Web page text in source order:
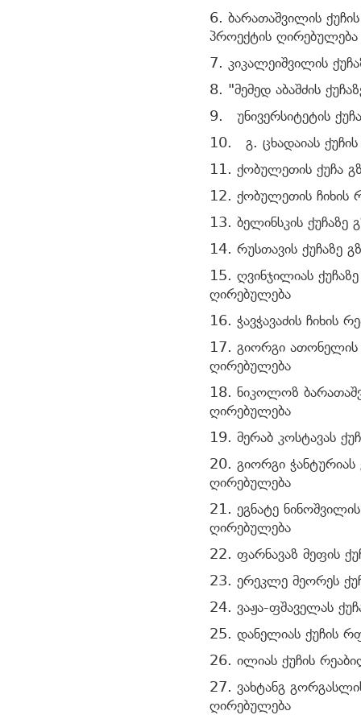
6. ბარათაშვილის
პროექტის ღირებულება
7. კიკალეიშვილის
8. "მემედ აბაშძის
9. უნივერსიტეტის
10. გ. ცხადაიას
11. ქობულეთის ქუჩა
12. ქობულეთის ჩიხის
13. ბელინსკის ქუჩაზე
14. რუსთავის ქუჩაზე
15. ღვინჯილიას
ღირებულება
16. ჭავჭავაძის ჩიხის
17. გიორგი ათონელის
ღირებულება
18. ნიკოლოზ
ღირებულება
19. მერაბ კოსტავას
20. გიორგი ჭანტურიას
ღირებულება
21. ეგნატე
ღირებულება
22. ფარნავაზ მეფის
23. ერეკლე მეორეს
24. ვაჟა-ფშაველას
25. დანელიას ქუჩის
26. ილიას ქუჩის
27. ვახტანგ
ღირებულება